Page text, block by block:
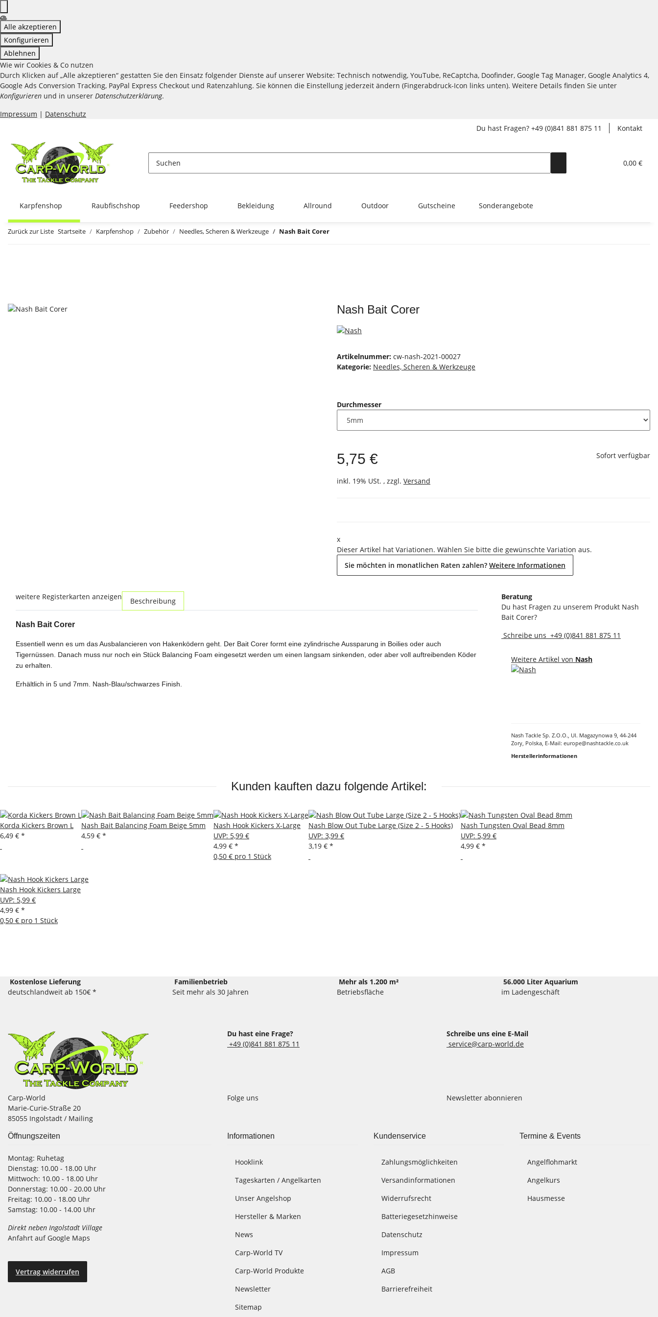
Alle akzeptieren
Konfigurieren
Ablehnen
Wie wir Cookies & Co nutzen
Durch Klicken auf „Alle akzeptieren“ gestatten Sie den Einsatz folgender Dienste auf unserer Website: Technisch notwendig, YouTube, ReCaptcha, Doofinder, Google Tag Manager, Google Analytics 4,
Google Ads Conversion Tracking, PayPal Express Checkout und Ratenzahlung. Sie können die Einstellung jederzeit ändern (Fingerabdruck-Icon links unten). Weitere Details finden Sie unter
Konfigurieren und in unserer Datenschutzerklärung.
Impressum | Datenschutz
Du hast Fragen? +49 (0)841 881 875 11
Kontakt
0,00 €
Karpfenshop Raubfischshop Feedershop Bekleidung Allround Outdoor Gutscheine Sonderangebote
Zurück zur Liste Startseite Karpfenshop Zubehör Needles, Scheren & Werkzeuge Nash Bait Corer
Nash Bait Corer
Artikelnummer: cw-nash-2021-00027
Kategorie: Needles, Scheren & Werkzeuge
Durchmesser
5,75 €
inkl. 19% USt. , zzgl. Versand
Sofort verfügbar
x
Dieser Artikel hat Variationen. Wählen Sie bitte die gewünschte Variation aus.
Sie möchten in monatlichen Raten zahlen? Weitere Informationen
weitere Registerkarten anzeigen Beschreibung
Nash Bait Corer
Essentiell wenn es um das Ausbalancieren von Hakenködern geht. Der Bait Corer formt eine zylindrische Aussparung in Boilies oder auch
Tigernüssen. Danach muss nur noch ein Stück Balancing Foam eingesetzt werden um einen langsam sinkenden, oder aber voll auftreibenden Köder
zu erhalten.
Erhältlich in 5 und 7mm. Nash-Blau/schwarzes Finish.
Beratung
Du hast Fragen zu unserem Produkt Nash
Bait Corer?
Schreibe uns +49 (0)841 881 875 11
Weitere Artikel von Nash
Nash Tackle Sp. Z.O.O., Ul. Magazynowa 9, 44-244
Zory, Polska, E-Mail: europe@nashtackle.co.uk
Herstellerinformationen
Kunden kauften dazu folgende Artikel:
Korda Kickers Brown L
6,49 € *
Nash Bait Balancing Foam Beige 5mm
4,59 € *
Nash Hook Kickers X-Large
UVP: 5,99 €
4,99 € *
0,50 € pro 1 Stück
Nash Blow Out Tube Large (Size 2 - 5 Hooks)
UVP: 3,99 €
3,19 € *
Nash Tungsten Oval Bead 8mm
UVP: 5,99 €
4,99 € *
Nash Hook Kickers Large
UVP: 5,99 €
4,99 € *
0,50 € pro 1 Stück
Kostenlose Lieferung
deutschlandweit ab 150€ *
Familienbetrieb
Seit mehr als 30 Jahren
Mehr als 1.200 m²
Betriebsfläche
56.000 Liter Aquarium
im Ladengeschäft
Du hast eine Frage?
+49 (0)841 881 875 11
Schreibe uns eine E-Mail
service@carp-world.de
Carp-World
Marie-Curie-Straße 20
85055 Ingolstadt / Mailing
Folge uns Newsletter abonnieren
Öffnungszeiten
Montag: Ruhetag
Dienstag: 10.00 - 18.00 Uhr
Mittwoch: 10.00 - 18.00 Uhr
Donnerstag: 10.00 - 20.00 Uhr
Freitag: 10.00 - 18.00 Uhr
Samstag: 10.00 - 14.00 Uhr
Direkt neben Ingolstadt Village
Anfahrt auf Google Maps
Vertrag widerrufen
Informationen
Hooklink
Tageskarten / Angelkarten
Unser Angelshop
Hersteller & Marken
News
Carp-World TV
Carp-World Produkte
Newsletter
Sitemap
Kundenservice
Zahlungsmöglichkeiten
Versandinformationen
Widerrufsrecht
Batteriegesetzhinweise
Datenschutz
Impressum
AGB
Barrierefreiheit
Termine & Events
Angelflohmarkt
Angelkurs
Hausmesse